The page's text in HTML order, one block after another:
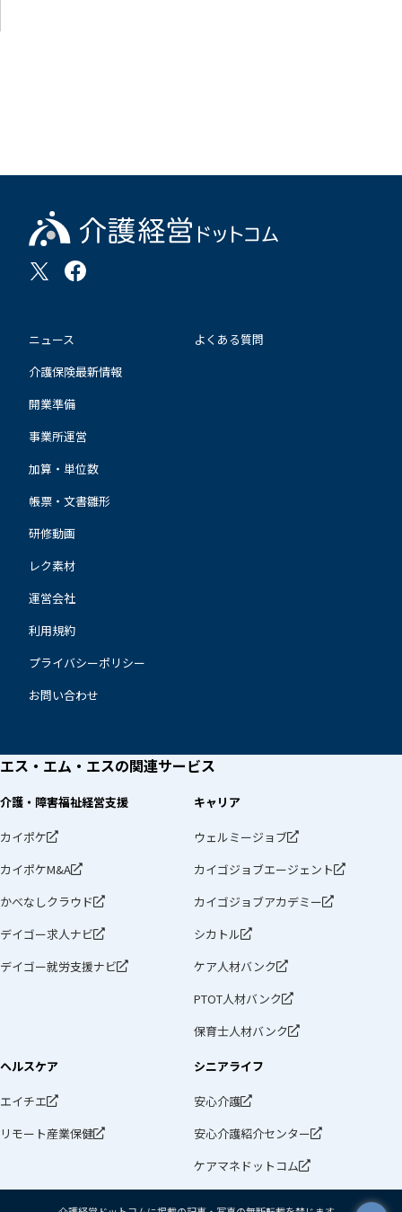
ニュース
介護保険最新情報
開業準備
事業所運営
加算・単位数
帳票・文書雛形
研修動画
レク素材
よくある質問
運営会社
利用規約
プライバシーポリシー
お問い合わせ
エス・エム・エスの関連サービス
介護・障害福祉経営支援
カイポケ
カイポケM&A
かべなしクラウド
デイゴー求人ナビ
デイゴー就労支援ナビ
キャリア
ウェルミージョブ
カイゴジョブエージェント
カイゴジョブアカデミー
シカトル
ケア人材バンク
PTOT人材バンク
保育士人材バンク
ヘルスケア
エイチエ
リモート産業保健
シニアライフ
安心介護
安心介護紹介センター
ケアマネドットコム